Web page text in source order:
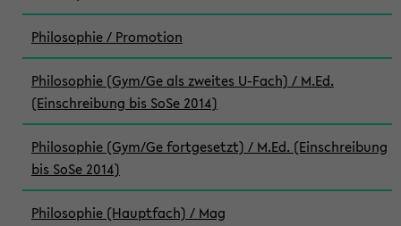
Philosophie / Promotion
Philosophie (Gym/Ge als zweites U-Fach) / M.Ed.
(Einschreibung bis SoSe 2014)
Philosophie (Gym/Ge fortgesetzt) / M.Ed. (Einschreibung
bis SoSe 2014)
Philosophie (Hauptfach) / Mag